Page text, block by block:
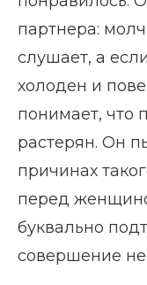
партнера:
слушает, а
холоден и
понимает, что
растерян. Он
причинах
перед
буквально
совершение